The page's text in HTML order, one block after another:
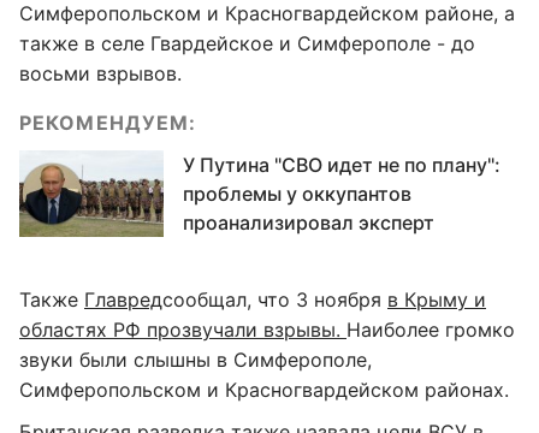
Симферопольском и Красногвардейском районе, а
также в селе Гвардейское и Симферополе - до
восьми взрывов.
РЕКОМЕНДУЕМ:
У Путина "СВО идет не по плану":
проблемы у оккупантов
проанализировал эксперт
Также Главредсообщал, что 3 ноября в Крыму и
областях РФ прозвучали взрывы. Наиболее громко
звуки были слышны в Симферополе,
Симферопольском и Красногвардейском районах.